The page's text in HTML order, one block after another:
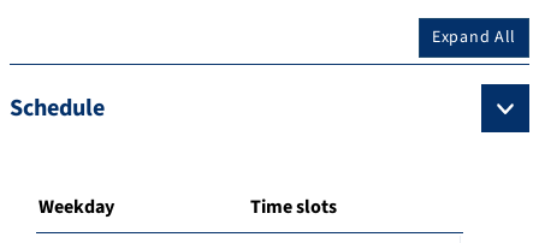
Expand All
Schedule
Weekday Time slots